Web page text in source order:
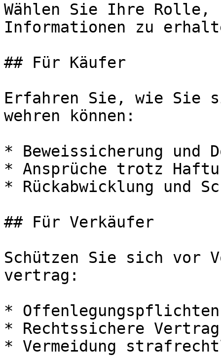
Wählen Sie Ihre Rolle,
Informationen zu
## Für Käufer
Erfahren Sie, wie
wehren können:
* Beweissicherung und
* Ansprüche trotz
* Rückabwicklung und
## Für Verkäufer
Schützen Sie sich vor
vertrag:
* Offenlegungspflichten
* Rechtssichere
* Vermeidung